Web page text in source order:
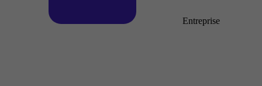
Entreprise